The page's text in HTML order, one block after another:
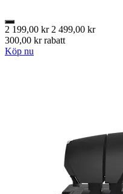
2 199,00 kr 2 499,00 kr
300,00 kr rabatt
Köp nu